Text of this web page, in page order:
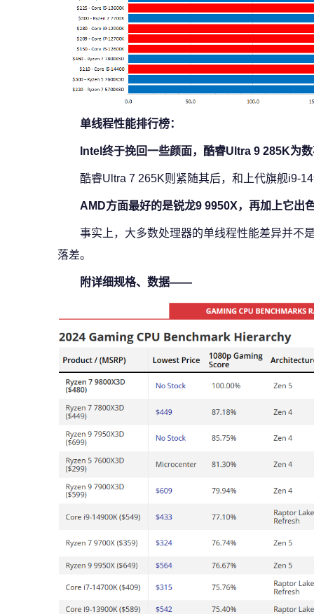
单线程性能排行榜：
Intel终于挽回一些颜面，酷睿Ultra 9 285K为
酷睿Ultra 7 265K则紧随其后，和上代旗舰i9-
AMD方面最好的是锐龙9 9950X，再加上它出
事实上，大多数处理器的单线程性能差异并不
落差。
附详细规格、数据——